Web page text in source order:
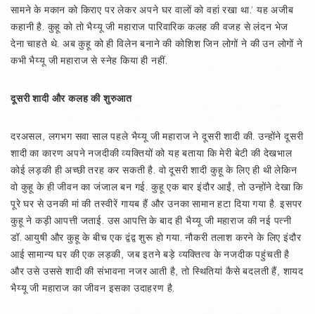
सामने के मकान को किराए पर लेकर अपने घर वालों को वहां रखा था.’ यह अजीब
कहानी है. कुहू को तो भैय्यू जी महाराज पारिवारिक कलह की वजह से लंदन भेज
देना चाहते थे. अब कुहू को ही विलेन बनाने की कोशिश जिन लोगों ने की उन लोगों ने
कभी भैय्यू जी महाराज से स्नेह किया ही नहीं.
दूसरी शादी और कलह की शुरुआत
दरअसल, लगभग सवा साल पहले भैय्यू जी महाराज ने दूसरी शादी की. उन्होंने दूसरी
शादी का कारण अपने नजदीकी व्यक्तियों को यह बताया कि मेरी बेटी की देखभाल
कोई लड़की ही अच्छी तरह कर सकती है. वो दूसरी शादी कुहू के लिए ही थी लेकिन
वो कुहू के ही जीवन का जंजाल बन गई. कुहू एक बार इंदौर आईं, तो उन्होंने देखा कि
पूरे घर से उनकी मां की तस्वीरें गायब हैं और उनका सामान हटा दिया गया है. इसपर
कुहू ने कड़ी आपत्ती जताई. उस आपत्ति के बाद ही भैय्यू जी महाराज की नई पत्नी
डॉ. आयुषी और कुहू के बीच एक द्वंद्व शुरू हो गया. नौकरी तलाश करने के लिए इंदौर
आई सामान्य घर की एक लड़की, जब इतने बड़े व्यक्तित्व के नजदीक पहुंचती है
और उसे उससे शादी की संभावना नजर आती है, तो स्थितियां कैसे बदलती हैं, शायद
भैय्यू जी महाराज का जीवन इसका उदाहरण है.